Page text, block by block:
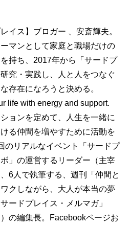
レイス】ブロガー 、安斎輝夫。
マンとして家庭と職場だけの
持ち、2017年から「サードプ
究・実践し、人と人をつなぐ
存在になろうと決める。
life with energy and support.
ョンを定めて、人生を一緒に
る仲間を増やすために活動を
のリアルなイベント「サードプ
」の運営するリーダー（主宰
6人で執筆する、週刊「仲間と
クしながら、大人が本当の夢
ードプレイス・メルマガ」
）の編集長。Facebookページお